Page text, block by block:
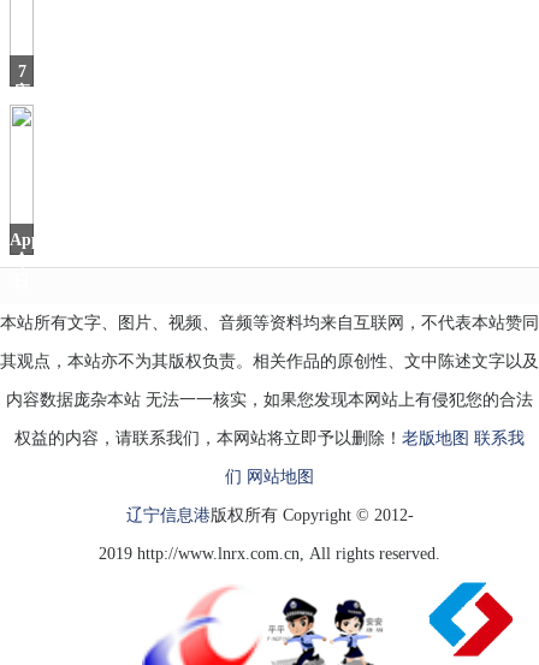
多
款
7
座
SUV
AppStore
今
本站所有文字、图片、视频、音频等资料均来自互联网，不代表本站赞同
其观点，本站亦不为其版权负责。相关作品的原创性、文中陈述文字以及
内容数据庞杂本站 无法一一核实，如果您发现本网站上有侵犯您的合法
权益的内容，请联系我们，本网站将立即予以删除！ 老版地图 联系我
们 网站地图
辽宁信息港版权所有 Copyright © 2012-
2019 http://www.lnrx.com.cn, All rights reserved.